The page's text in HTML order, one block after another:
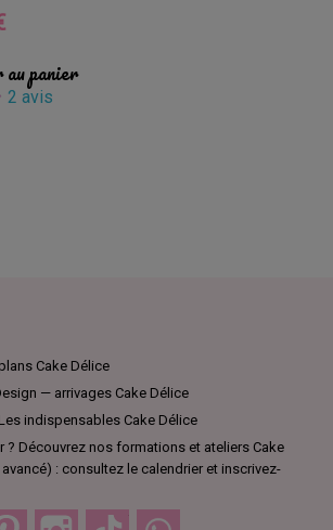
panier
2 avis
Cake Délice
— arrivages Cake Délice
indispensables Cake Délice
? Découvrez nos formations et ateliers Cake
: consultez le calendrier et inscrivez-
Pinterest Instagram TikTok